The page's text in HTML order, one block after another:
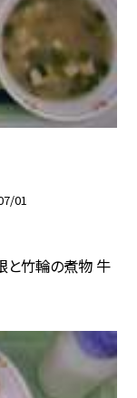
01
と竹輪の煮物 牛